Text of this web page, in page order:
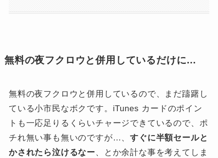
無料の夜フクロウと併用しているだけに…
無料の夜フクロウと併用しているので、まだ躊躇し
ている小市民なボクです。iTunes カードのポイン
トも一応足りるくらいチャージできているので、ポ
チれ無い事も無いのですが…、すぐに半額セールと
かされたら泣けるなー、とか余計な事を考えてしま